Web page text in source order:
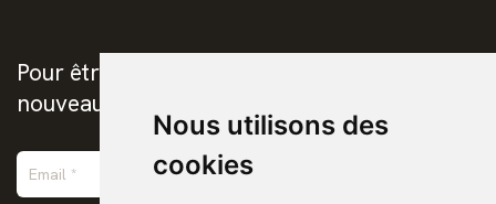
Nous utilisons des
cookies
Pour être prévenus de la publication des
nouveaux ebooks chrétiens